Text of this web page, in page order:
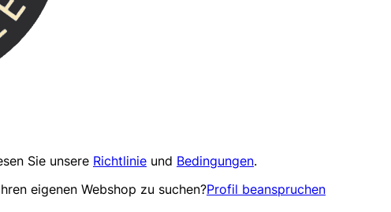
Sie unsere Richtlinie und Bedingungen.
eigenen Webshop zu suchen?Profil beanspruchen